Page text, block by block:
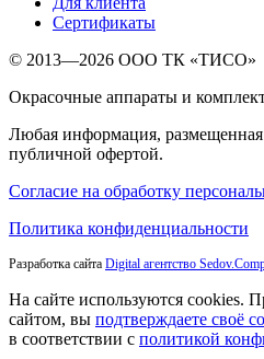
Сертификаты
© 2013—2026 ООО ТК «ТИСО»
Окрасочные аппараты и
Любая информация, размещенная
публичной офертой.
Согласие на обработку
Политика конфиденциальности
Разработка сайта Digital агентство
На сайте используются cookies.
сайтом, вы подтверждаете своё
в соответствии с политикой